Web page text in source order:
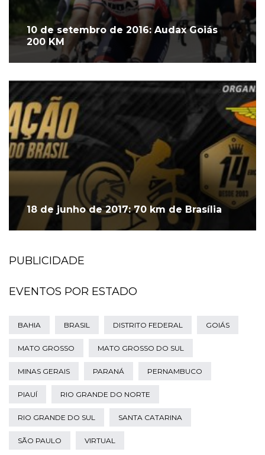
10 de setembro de 2016: Audax Goiás
200 KM
18 de junho de 2017: 70 km de Brasília
PUBLICIDADE
EVENTOS POR ESTADO
BAHIA BRASIL DISTRITO FEDERAL GOIÁS
MATO GROSSO MATO GROSSO DO SUL
MINAS GERAIS PARANÁ PERNAMBUCO
PIAUÍ RIO GRANDE DO NORTE
RIO GRANDE DO SUL SANTA CATARINA
SÃO PAULO VIRTUAL